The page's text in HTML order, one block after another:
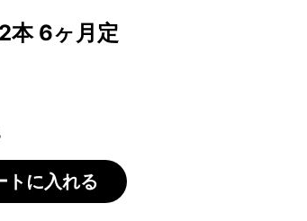
本 6ヶ月定
トに入れる